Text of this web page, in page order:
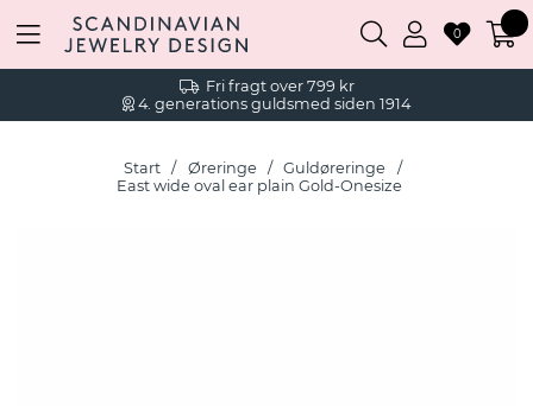
Fri fragt over 799 kr
4. generations guldsmed siden 1914
0
Start Øreringe
Guldøreringe
East wide oval ear plain Gold-Onesize